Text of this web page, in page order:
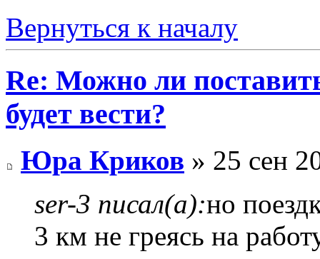
Вернуться к началу
Re: Можно ли
будет вести?
Юра Криков » 25 сен
ser-3 писал(а):но
3 км не греясь на